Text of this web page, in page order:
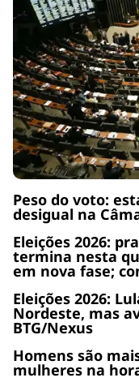
Peso do voto:
desigual na
Eleições 2026:
termina nesta
em nova fase;
Eleições 2026:
Nordeste, mas
BTG/Nexus
Homens são
mulheres na